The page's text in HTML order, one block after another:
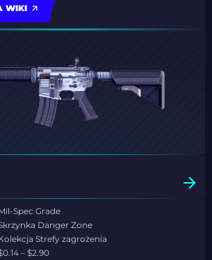
WIKI
Spec Grade
Danger Zone
Strefy zagrożenia
– $2.90